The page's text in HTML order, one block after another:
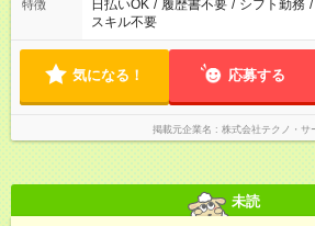
特徴 日払いOK / 履歴書不要 / シフト勤務 /
スキル不要
気になる！ 応募する
掲載元企業名 株式会社テクノ・サ
未読